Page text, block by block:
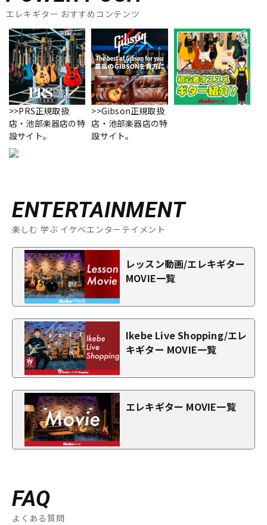
エレキギター おすすめコンテンツ
>>PRS正規取扱
店・池部楽器店の特
設サイト。
>>Gibson正規取扱
店・池部楽器店の特
設サイト。
ENTERTAINMENT
楽しむ 学ぶ イケベエンターテイメント
レッスン動画/エレキギター
MOVIE一覧
Ikebe Live Shopping/エレ
キギター MOVIE一覧
エレキギター MOVIE一覧
FAQ
よくある質問